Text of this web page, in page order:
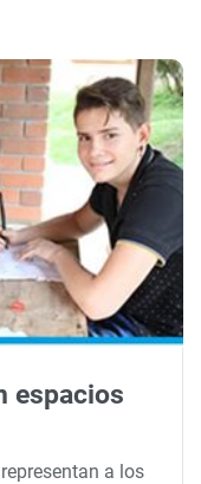
espacios
a los